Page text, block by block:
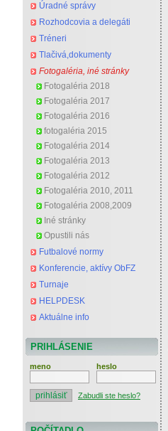
Úradné správy
Rozhodcovia a delegáti
Tréneri
Tlačivá,dokumenty
Fotogaléria, iné stránky
Fotogaléria 2018
Fotogaléria 2017
Fotogaléria 2016
fotogaléria 2015
Fotogaléria 2014
Fotogaléria 2013
Fotogaléria 2012
Fotogaléria 2010, 2011
Fotogaléria 2008,2009
Iné stránky
Opustili nás
Futbalové normy
Konferencie, aktívy ObFZ
Turnaje
HELPDESK
Aktuálne info
PRIHLÁSENIE
meno heslo
Zabudli ste heslo?